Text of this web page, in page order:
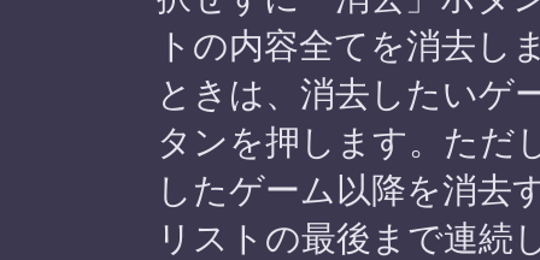
トの内容全てを消去し
ときは、消去したいゲ
タンを押します。ただ
したゲーム以降を消去
リストの最後まで連続